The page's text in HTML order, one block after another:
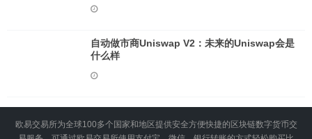
自动做市商Uniswap V2：未来的Uniswap会是
什么样
欧易交易所为全球100多个国家和地区提供安全方便快捷的区块链数字货币交